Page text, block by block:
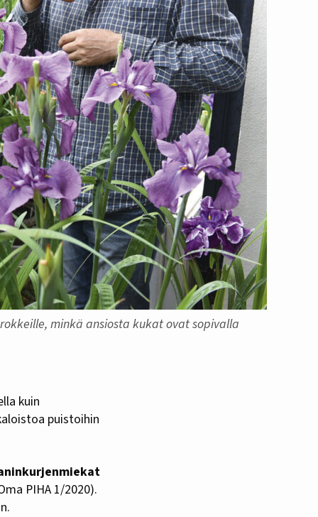
minkä ansiosta kukat ovat sopivalla
puistoihin
PIHA 1/2020).